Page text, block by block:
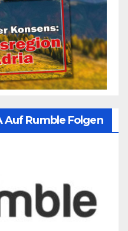
Auf Rumble Folgen